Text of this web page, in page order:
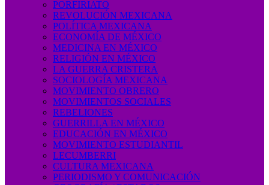
PORFIRIATO
REVOLUCIÓN MEXICANA
POLÍTICA MEXICANA
ECONOMÍA DE MÉXICO
MEDICINA EN MÉXICO
RELIGIÓN EN MÉXICO
LA GUERRA CRISTERA
SOCIOLOGÍA MEXICANA
MOVIMIENTO OBRERO
MOVIMIENTOS SOCIALES
REBELIONES
GUERRILLA EN MÉXICO
EDUCACIÓN EN MÉXICO
MOVIMIENTO ESTUDIANTIL
LECUMBERRI
CULTURA MEXICANA
PERIODISMO Y COMUNICACIÓN